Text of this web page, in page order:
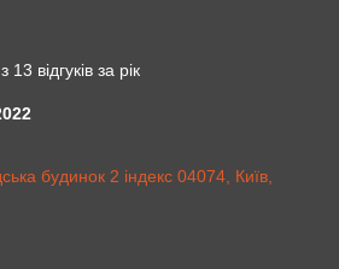
відгуків за рік
будинок 2 індекс 04074, Київ,